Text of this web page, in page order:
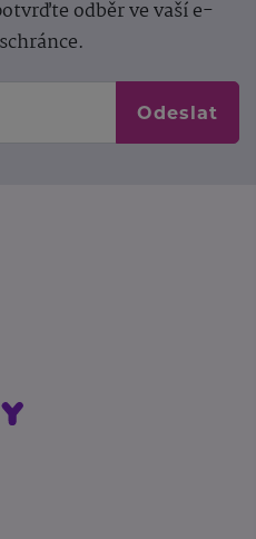
odběr ve vaší e-
Odeslat